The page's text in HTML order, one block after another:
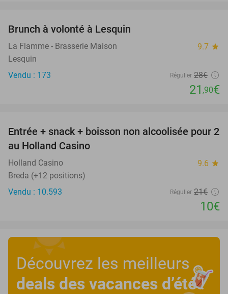
Brunch à volonté à Lesquin
La Flamme - Brasserie Maison 9.7 star
Lesquin
Vendu : 173
Régulier 28€
21 ,90€
52%
Entrée + snack + boisson non alcoolisée pour 2
au Holland Casino
Holland Casino 9.6 star
Breda (+12 positions)
Vendu : 10.593
Régulier 21€
10€
Découvrez les meilleurs
deals des vacances d’été!